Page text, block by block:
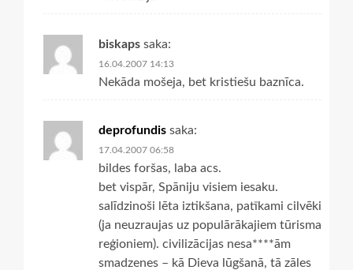
biskaps saka:
16.04.2007 14:13
Nekāda mošeja, bet kristiešu baznīca.
deprofundis saka:
17.04.2007 06:58
bildes foršas, laba acs.
bet vispār, Spāniju visiem iesaku.
salīdzinoši lēta iztikšana, patīkami cilvēki
(ja neuzraujas uz populārākajiem tūrisma
reģioniem). civilizācijas nesa****ām
smadzenes – kā Dieva lūgšanā, tā zāles